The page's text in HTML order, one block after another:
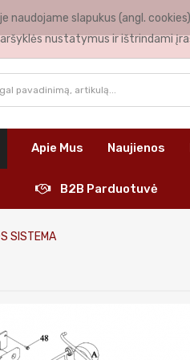
Apie Mus Naujienos
B2B Parduotuvė
SISTEMA
slapukus (angl.
nustatymus ir ištrindami